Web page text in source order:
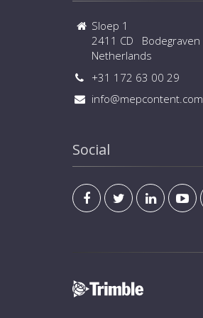
Sloep 1
2411 CD Bodegraven
Netherlands
+31 172 63 00 29
info@mepcontent.com
Social